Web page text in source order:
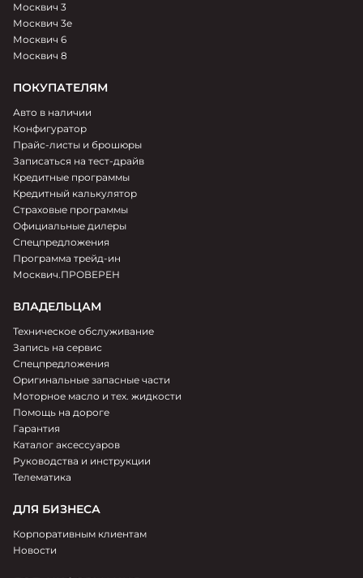
Москвич 3
Москвич 3e
Москвич 6
Москвич 8
ПОКУПАТЕЛЯМ
Авто в наличии
Конфигуратор
Прайс-листы и брошюры
Записаться на тест-драйв
Кредитные программы
Кредитный калькулятор
Страховые программы
Официальные дилеры
Спецпредложения
Программа трейд-ин
Москвич.ПРОВЕРЕН
ВЛАДЕЛЬЦАМ
Техническое обслуживание
Запись на сервис
Спецпредложения
Оригинальные запасные части
Моторное масло и тех. жидкости
Помощь на дороге
Гарантия
Каталог аксессуаров
Руководства и инструкции
Телематика
ДЛЯ БИЗНЕСА
Корпоративным клиентам
Новости